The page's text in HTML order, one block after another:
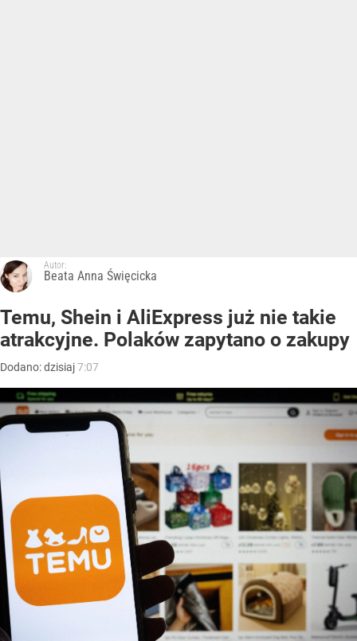
Autor:
Beata Anna Święcicka
Temu, Shein i AliExpress już nie takie
atrakcyjne. Polaków zapytano o zakupy
Dodano:dzisiaj7:07